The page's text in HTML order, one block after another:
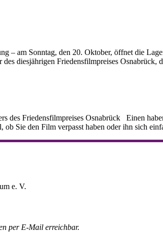
– am Sonntag, den 20. Oktober, öffnet die
diesjährigen Friedensfilmpreises
des Friedensfilmpreises Osnabrück Einen
ob Sie den Film verpasst haben oder ihn sich
e. V.
per E-Mail erreichbar.